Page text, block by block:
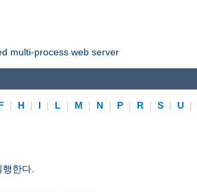
multi-process web server
| H | I | L | M | N | P | R | S | U |
한다.